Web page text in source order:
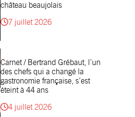
château beaujolais
7 juillet 2026
Carnet / Bertrand Grébaut, l’un
des chefs qui a changé la
gastronomie française, s’est
éteint à 44 ans
4 juillet 2026